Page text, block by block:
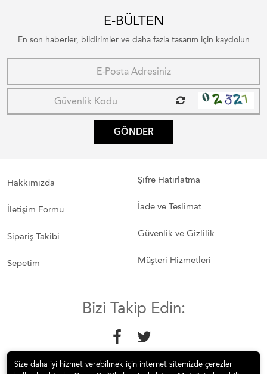
E-BÜLTEN
En son haberler, bildirimler ve daha fazla tasarım için kaydolun
GÖNDER
Hakkımızda
İletişim Formu
Sipariş Takibi
Sepetim
Şifre Hatırlatma
İade ve Teslimat
Güvenlik ve Gizlilik
Müşteri Hizmetleri
Bizi Takip Edin:
Size daha iyi hizmet verebilmek için internet sitemizde çerezler